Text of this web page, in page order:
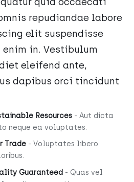
repudiandae labore
elit suspendisse
enim in. Vestibulum
eleifend ante,
dapibus orci tincidunt
Resources- Aut dicta
neque ea voluptates.
Trade- Voluptates libero
Guaranteed - Quas vel